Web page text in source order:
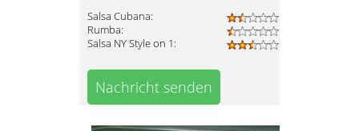
Salsa Cubana:
Rumba:
Salsa NY Style on 1:
Nachricht senden